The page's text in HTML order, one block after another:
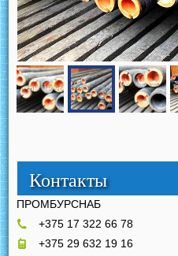
Контакты
ПРОМБУРСНАБ
+375 17 322 66 78
+375 29 632 19 16